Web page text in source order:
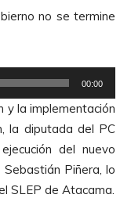
no se termine
00:00
y la implementación
la diputada del PC
del nuevo
Piñera, lo
SLEP de Atacama.